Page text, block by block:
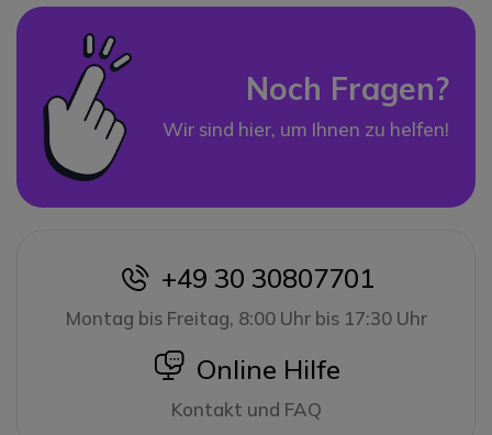
Noch Fragen?
Wir sind hier, um Ihnen zu helfen!
icon
+49 30 30807701
Montag bis Freitag, 8:00 Uhr bis 17:30 Uhr
icon
Online Hilfe
Kontakt und FAQ